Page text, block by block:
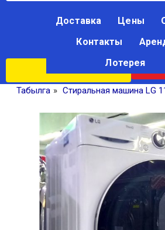
Доставка Цены
Контакты
Лотерея
Табылга » Стиральная машина LG